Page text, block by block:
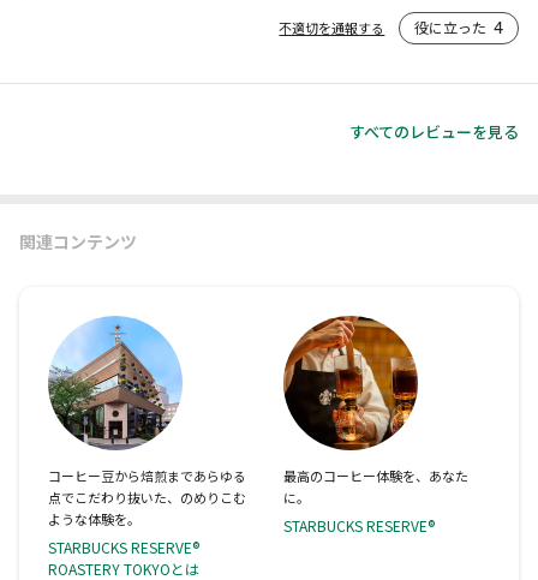
不適切を通報する 役に立った 4
すべてのレビューを見る
関連コンテンツ
コーヒー豆から焙煎まであらゆる
点でこだわり抜いた、のめりこむ
ような体験を。
STARBUCKS RESERVE®
ROASTERY TOKYOとは
最高のコーヒー体験を、あなた
に。
STARBUCKS RESERVE®